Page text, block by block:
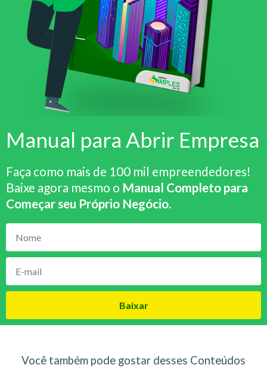
Manual para Abrir Empresa
Faça como mais de 100 mil empreendedores!
Baixe agora mesmo o Manual Completo para
Começar seu Próprio Negócio.
Baixar
Você também pode gostar desses Conteúdos